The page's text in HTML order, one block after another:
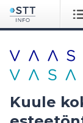
Kuule